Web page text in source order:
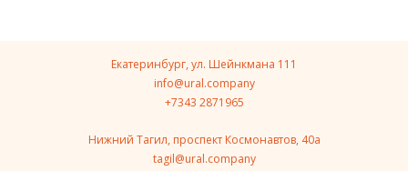
Екатеринбург, ул. Шейнкмана 111
info@ural.company
+7343 2871965
Нижний Тагил, проспект Космонавтов, 40a
tagil@ural.company